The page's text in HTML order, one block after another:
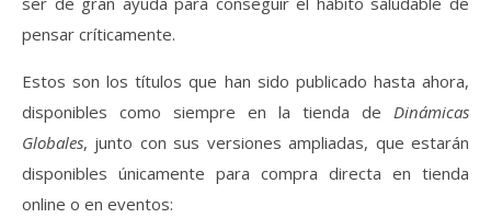
pensar críticamente.
Estos son los títulos que han sido publicado hasta ahora,
disponibles como siempre en la tienda de Dinámicas
Globales, junto con sus versiones ampliadas, que estarán
disponibles únicamente para compra directa en tienda
online o en eventos: